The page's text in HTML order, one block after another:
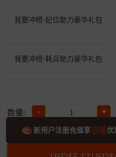
我要冲榜-妃位助力豪华礼包
我要冲榜-耗兵助力豪华礼包
数量: - +
新用户注册充值享8%优